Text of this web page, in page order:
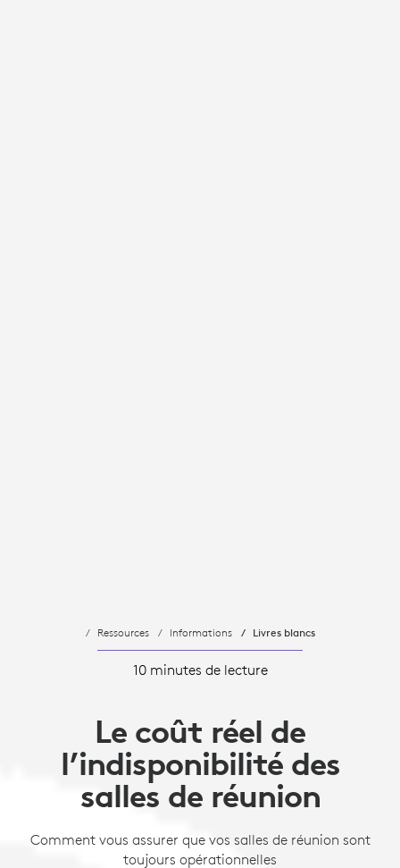
Ressources Informations Livres blancs
10 minutes de lecture
Le coût réel de
l’indisponibilité des
salles de réunion
Comment vous assurer que vos salles de réunion sont
toujours opérationnelles